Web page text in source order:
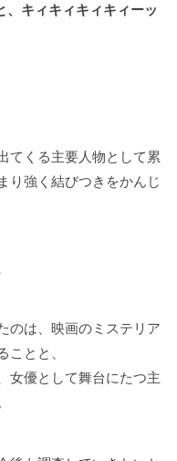
、キィキィキィキィーッ
てくる主要人物として累
り強く結びつきをかんじ
のは、映画のミステリア
ことと、
女優として舞台にたつ主